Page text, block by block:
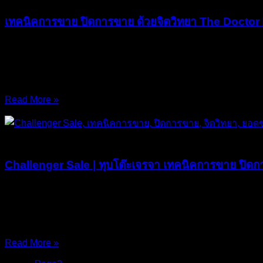
เทคนิคการขาย ปิดการขาย ด้วยจิตวิทยา The Doctor
Read More »
Challenger Sale | ทุบโต๊ะเจรจา เทคนิคการขาย ปิด
Read More »